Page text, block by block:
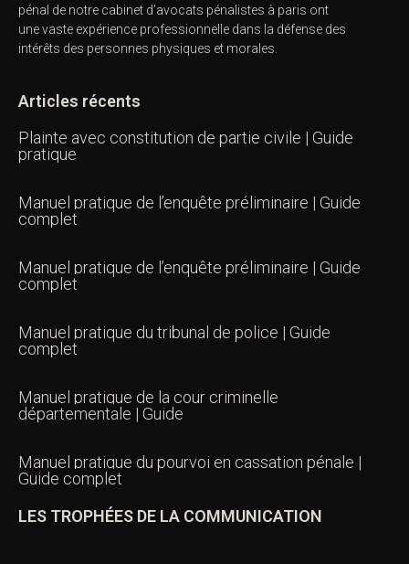
pénal de notre cabinet d’avocats pénalistes à paris ont
une vaste expérience professionnelle dans la défense des
intérêts des personnes physiques et morales.
Articles récents
Plainte avec constitution de partie civile | Guide
pratique
Manuel pratique de l’enquête préliminaire | Guide
complet
Manuel pratique de l’enquête préliminaire | Guide
complet
Manuel pratique du tribunal de police | Guide
complet
Manuel pratique de la cour criminelle
départementale | Guide
Manuel pratique du pourvoi en cassation pénale |
Guide complet
LES TROPHÉES DE LA COMMUNICATION